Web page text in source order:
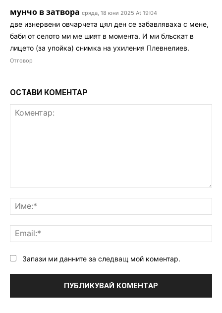
мунчо в затвора сряда, 18 юни 2025 At 19:04
две изнервени овчарчета цял ден се забавляваха с мене,
баби от селото ми ме шият в момента. И ми блъскат в
лицето (за упойка) снимка на ухиления Плевнелиев.
Отговор
ОСТАВИ КОМЕНТАР
Запази ми данните за следващ мой коментар.